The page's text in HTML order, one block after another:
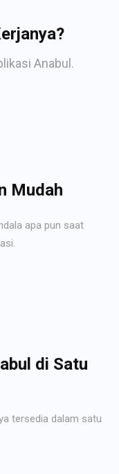
Anabul.
Mudah
apa pun saat
di Satu
tersedia dalam satu